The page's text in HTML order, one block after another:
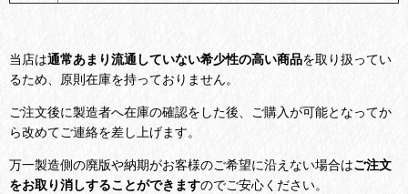
当店は通常あまり流通していない希少性の高い商品を取り扱ってい
るため、原則在庫を持っておりません。
ご注文後に製造者へ在庫の確認をした後、ご購入が可能となってか
ら改めてご連絡を差し上げます。
万一製造側の廃版や納期がお客様のご希望に沿えない場合はご注文
をお取り消しすることができますのでご安心ください。